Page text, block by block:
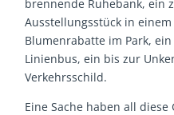
brennende Ruhebank, ein
Ausstellungsstück in
Blumenrabatte im Park,
Linienbus, ein bis zur
Verkehrsschild.
Eine Sache haben all